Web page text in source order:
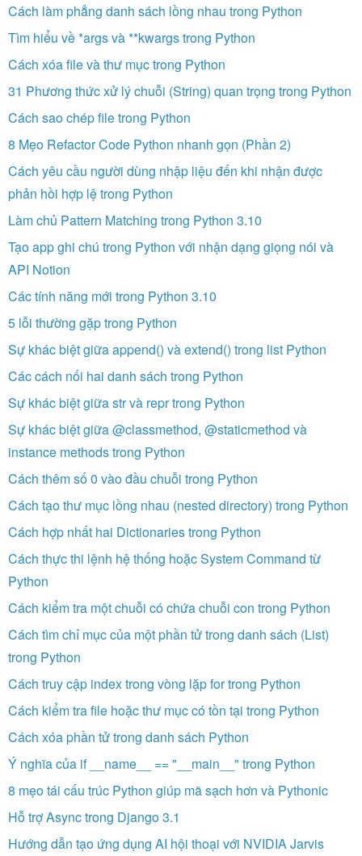
Cách làm phẳng danh sách lồng nhau trong Python
Tìm hiểu về *args và **kwargs trong Python
Cách xóa file và thư mục trong Python
31 Phương thức xử lý chuỗi (String) quan trọng trong Python
Cách sao chép file trong Python
8 Mẹo Refactor Code Python nhanh gọn (Phần 2)
Cách yêu cầu người dùng nhập liệu đến khi nhận được
phản hồi hợp lệ trong Python
Làm chủ Pattern Matching trong Python 3.10
Tạo app ghi chú trong Python với nhận dạng giọng nói và
API Notion
Các tính năng mới trong Python 3.10
5 lỗi thường gặp trong Python
Sự khác biệt giữa append() và extend() trong list Python
Các cách nối hai danh sách trong Python
Sự khác biệt giữa str và repr trong Python
Sự khác biệt giữa @classmethod, @staticmethod và
instance methods trong Python
Cách thêm số 0 vào đầu chuỗi trong Python
Cách tạo thư mục lồng nhau (nested directory) trong Python
Cách hợp nhất hai Dictionaries trong Python
Cách thực thi lệnh hệ thống hoặc System Command từ
Python
Cách kiểm tra một chuỗi có chứa chuỗi con trong Python
Cách tìm chỉ mục của một phần tử trong danh sách (List)
trong Python
Cách truy cập index trong vòng lặp for trong Python
Cách kiểm tra file hoặc thư mục có tồn tại trong Python
Cách xóa phần tử trong danh sách Python
Ý nghĩa của if __name__ == "__main__" trong Python
8 mẹo tái cấu trúc Python giúp mã sạch hơn và Pythonic
Hỗ trợ Async trong Django 3.1
Hướng dẫn tạo ứng dụng AI hội thoại với NVIDIA Jarvis